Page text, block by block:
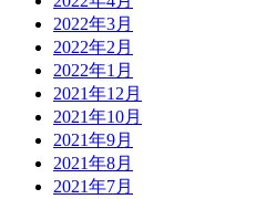
2022年3月
2022年2月
2022年1月
2021年12月
2021年10月
2021年9月
2021年8月
2021年7月